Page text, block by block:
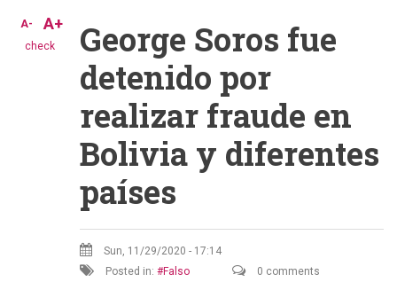
check
A- A+
George Soros fue
detenido por
realizar fraude en
Bolivia y diferentes
países
Sun, 11/29/2020 - 17:14
Posted in:
Falso 0 comments